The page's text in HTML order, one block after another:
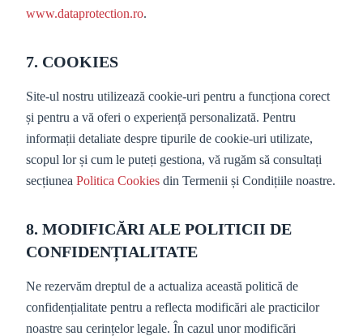
www.dataprotection.ro.
7. COOKIES
Site-ul nostru utilizează cookie-uri pentru a funcționa corect
și pentru a vă oferi o experiență personalizată. Pentru
informații detaliate despre tipurile de cookie-uri utilizate,
scopul lor și cum le puteți gestiona, vă rugăm să consultați
secțiunea Politica Cookies din Termenii și Condițiile noastre.
8. MODIFICĂRI ALE POLITICII DE
CONFIDENȚIALITATE
Ne rezervăm dreptul de a actualiza această politică de
confidențialitate pentru a reflecta modificări ale practicilor
noastre sau cerințelor legale. În cazul unor modificări